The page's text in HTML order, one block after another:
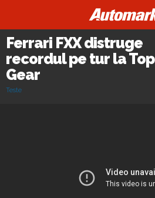
Ferrari FXX distruge
recordul pe tur la Top
Gear
Teste